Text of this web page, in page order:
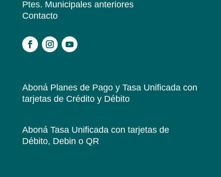
Ptes. Municipales anteriores
Contacto
Aboná Planes de Pago y Tasa Unificadacon
tarjetas de Crédito y Débito
Aboná Tasa Unificadacon tarjetas de
Débito, Debin o QR